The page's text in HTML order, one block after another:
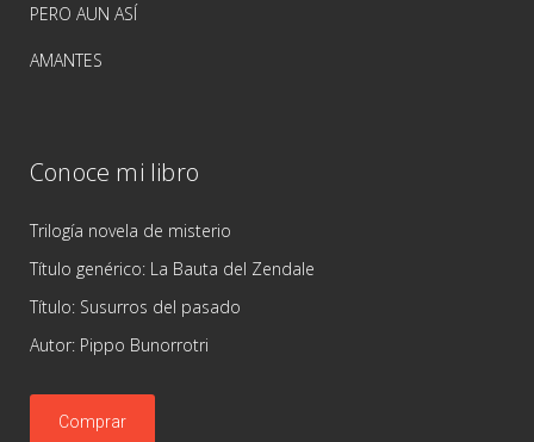
PERO AUN ASÍ
AMANTES
Conoce mi libro
Trilogía novela de misterio
Título genérico: La Bauta del Zendale
Título: Susurros del pasado
Autor: Pippo Bunorrotri
Comprar